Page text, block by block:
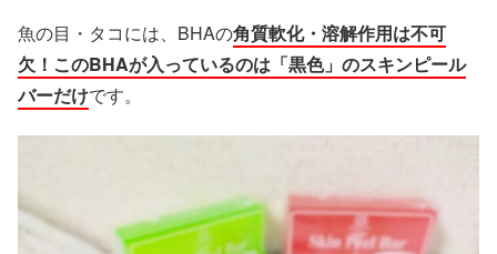
魚の目・タコには、BHAの角質軟化・溶解作用は不可
欠！このBHAが入っているのは「黒色」のスキンピール
バーだけです。